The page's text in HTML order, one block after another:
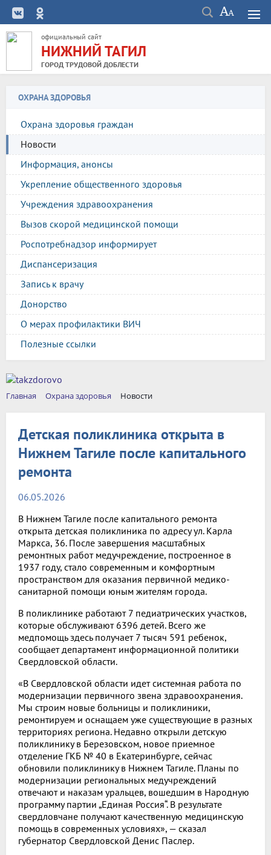
официальный сайт
НИЖНИЙ ТАГИЛ
ГОРОД ТРУДОВОЙ ДОБЛЕСТИ
ОХРАНА ЗДОРОВЬЯ
Охрана здоровья граждан
Новости
Информация, анонсы
Укрепление общественного здоровья
Учреждения здравоохранения
Вызов скорой медицинской помощи
Роспотребнадзор информирует
Диспансеризация
Запись к врачу
Донорство
О мерах профилактики ВИЧ
Полезные ссылки
Главная Охрана здоровья Новости
Детская поликлиника открыта в
Нижнем Тагиле после капитального
ремонта
06.05.2026
В Нижнем Тагиле после капитального ремонта
открыта детская поликлиника по адресу ул. Карла
Маркса, 36. После завершения масштабных
ремонтных работ медучреждение, построенное в
1937 году, стало современным и комфортным
пространством для оказания первичной медико-
санитарной помощи юным жителям города.
В поликлинике работают 7 педиатрических участков,
которые обслуживают 6396 детей. Всего же
медпомощь здесь получает 7 тысяч 591 ребенок,
сообщает департамент информационной политики
Свердловской области.
«В Свердловской области идет системная работа по
модернизации первичного звена здравоохранения.
Мы строим новые больницы и поликлиники,
ремонтируем и оснащаем уже существующие в разных
территориях региона. Недавно открыли детскую
поликлинику в Березовском, новое приемное
отделение ГКБ № 40 в Екатеринбурге, сейчас
обновили поликлинику в Нижнем Тагиле. Планы по
модернизации региональных медучреждений
отвечают и наказам уральцев, вошедшим в Народную
программу партии „Единая Россия“. В результате
свердловчане получают качественную медицинскую
помощь в современных условиях», — сказал
губернатор Свердловской Денис Паслер.